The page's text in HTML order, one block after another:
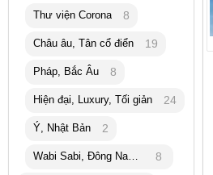
Thư viện Corona 8
Châu âu, Tân cổ điển 19
Pháp, Bắc Âu 8
Hiện đại, Luxury, Tối giản 24
Ý, Nhật Bản 2
Wabi Sabi, Đông Nam Á 8